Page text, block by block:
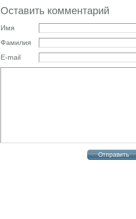
Оставить комментарий
Имя
Фамилия
E-mail